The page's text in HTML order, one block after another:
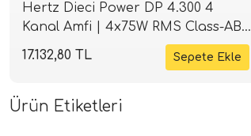
Hertz Dieci Power DP 4.300 4
Kanal Amfi | 4x75W RMS Class-AB |
SPLHIFI
17.132,80 TL
Ürün Etiketleri